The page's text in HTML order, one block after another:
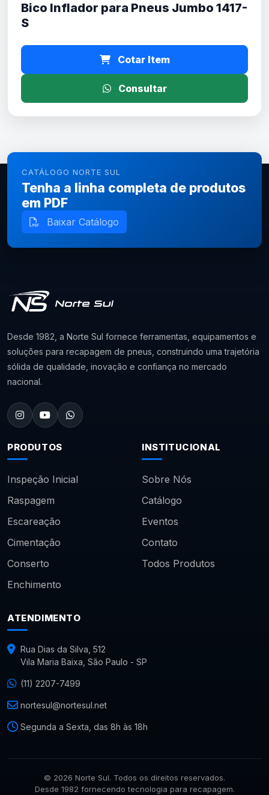
Bico Inflador para Pneus Jumbo 1417-
S
Cotar Item
Consultar
CATÁLOGO NORTE SUL
Tenha a linha completa de produtos
em PDF
Baixar Catálogo
Desde 1982, a Norte Sul fornece ferramentas, equipamentos e
soluções para recapagem de pneus, construindo uma trajetória
sólida de qualidade, inovação e confiança no mercado
nacional.
PRODUTOS
Inspeção Inicial
Raspagem
Escareação
Cimentação
Conserto
Enchimento
INSTITUCIONAL
Sobre Nós
Catálogo
Eventos
Contato
Todos Produtos
ATENDIMENTO
Rua Dias da Silva, 512
Vila Maria Baixa, São Paulo - SP
(11) 2207-7499
nortesul@nortesul.net
Segunda a Sexta, das 8h às 18h
© 2026 Norte Sul. Todos os direitos reservados.
Desde 1982 fornecendo tecnologia para recapagem.